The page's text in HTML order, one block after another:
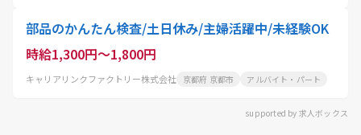
部品のかんたん検査/土日休み/主婦活躍中/未経験OK
時給1,300円～1,800円
キャリアリンクファクトリー株式会社 京都府 京都市 アルバイト・パート
supported by 求人ボックス